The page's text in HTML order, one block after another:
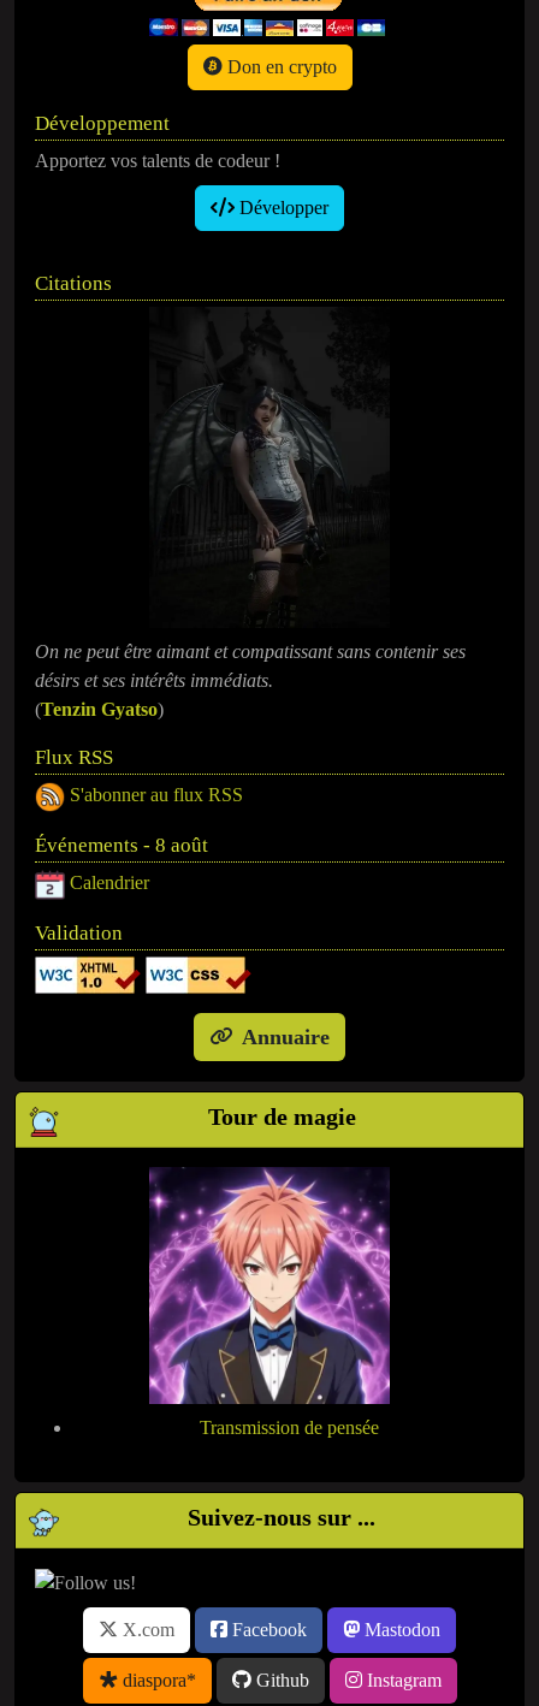
Don en crypto
Développement
Apportez vos talents de codeur !
Développer
Citations
On ne peut être aimant et compatissant sans contenir ses
désirs et ses intérêts immédiats.
(Tenzin Gyatso)
Flux RSS
S'abonner au flux RSS
Événements - 8 août
Calendrier
Validation
Annuaire
Tour de magie
Transmission de pensée
Suivez-nous sur ...
X.com Facebook Mastodon
diaspora* Github Instagram